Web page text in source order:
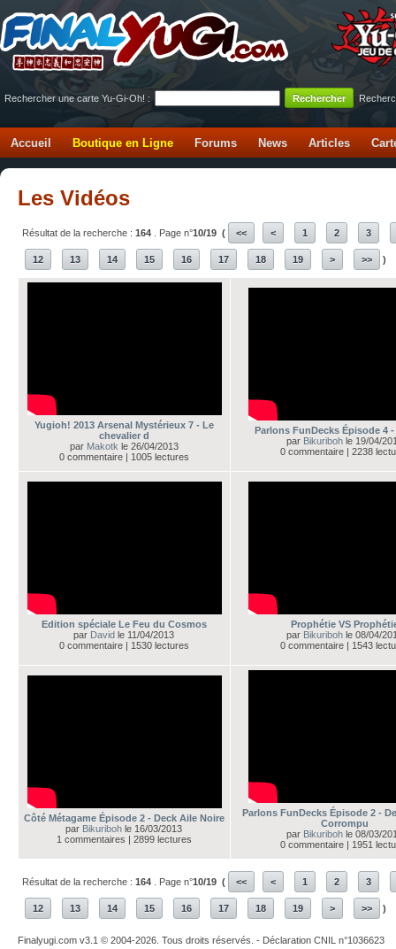
Rechercher une carte Yu-Gi-Oh! :
Accueil Boutique en Ligne Forums News Articles
Les Vidéos
Résultat de la recherche : 164 . Page n°10/19 ( << < 1 2 3
12 13 14 15 16 17 18 19 > >> )
Yugioh! 2013 Arsenal Mystérieux 7 - Le
chevalier d
par Makotk le 26/04/2013
0 commentaire | 1005 lectures
Parlons FunDecks Épisode 4 -
par Bikuriboh le 19/04/
0 commentaire | 2238
Edition spéciale Le Feu du Cosmos
par David le 11/04/2013
0 commentaire | 1530 lectures
Prophétie VS
par Bikuriboh le 08/04/
0 commentaire | 1543
Côté Métagame Épisode 2 - Deck Aile Noire
par Bikuriboh le 16/03/2013
1 commentaires | 2899 lectures
Parlons FunDecks Épisode 2 -
Corrompu
par Bikuriboh le 08/03/
0 commentaire | 1951
Résultat de la recherche : 164 . Page n°10/19 ( << < 1 2 3
12 13 14 15 16 17 18 19 > >> )
Finalyugi.com v3.1 © 2004-2026. Tous droits réservés. - Déclaration CNIL n°1036623